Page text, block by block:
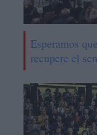
Esperamos
recupere el